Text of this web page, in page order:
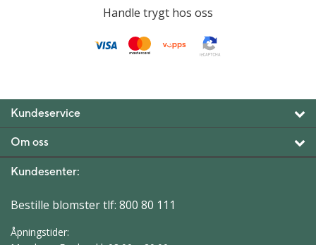
Handle trygt hos oss
Kundeservice
Om oss
Kundesenter:
Bestille blomster tlf: 800 80 111
Åpningstider: